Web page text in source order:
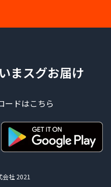
まスグお届け
ードはこちら
社 2021